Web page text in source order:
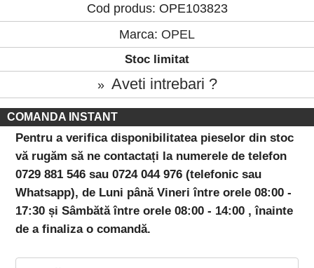
Cod produs: OPE103823
Marca: OPEL
Stoc limitat
» Aveti intrebari ?
COMANDA INSTANT
Pentru a verifica disponibilitatea pieselor din stoc
vă rugăm să ne contactați la numerele de telefon
0729 881 546 sau 0724 044 976 (telefonic sau
Whatsapp), de Luni până Vineri între orele 08:00 -
17:30 și Sâmbătă între orele 08:00 - 14:00 , înainte
de a finaliza o comandă.